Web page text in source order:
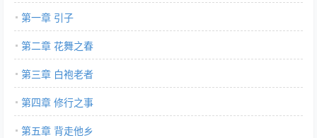
第一章 引子
第二章 花舞之春
第三章 白袍老者
第四章 修行之事
第五章 背走他乡